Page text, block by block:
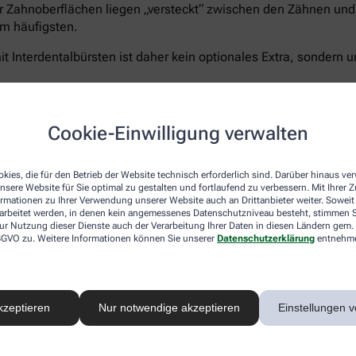
Cookie-Einwilligung verwalten
die für den Betrieb der Website technisch erforderlich sind. Darüber hinaus
Website für Sie optimal zu gestalten und fortlaufend zu verbessern. Mit Ihrer
zu Ihrer Verwendung unserer Website auch an Drittanbieter weiter. Soweit
werden, in denen kein angemessenes Datenschutzniveau besteht, stimmen
Nutzung dieser Dienste auch der Verarbeitung Ihrer Daten in diesen Ländern
zu. Weitere Informationen können Sie unserer Datenschutzerklärung
Nur notwendige akzeptieren Einstellungen
liegen „versteckt“ zwischen den Zähnen
häufigsten.
Interdentalbürsten ist daher kein optionales Extra, sondern
5.460 Filamenten für eine schonend-gründliche
Zahnpasta Enzycal 1450, die die natürliche
Außerdem dasCPS prime Starter Set– ein
Größen für eine vollständige und umfassende
Sanft zu Zähnen und Zahnfleisch – unerbittlich
der
schonen aber Zahnfleisch und- schmelz. Der
ermöglicht ein präzises, wirkungsvolles